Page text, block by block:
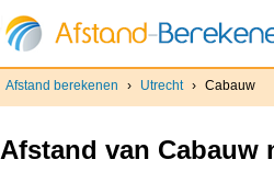
Afstand berekenen › Utrecht › Cabauw
Afstand van Cabauw